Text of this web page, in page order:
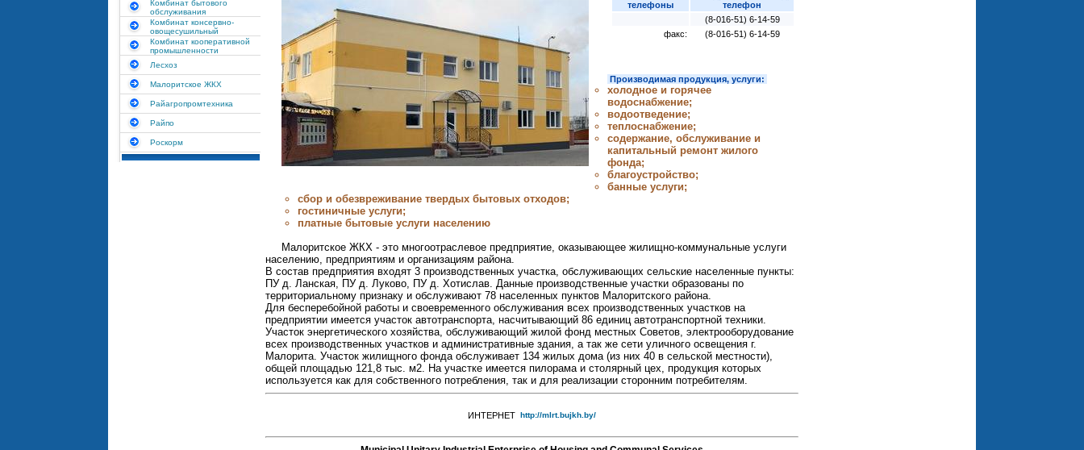
Комбинат бытового
обслуживания
Комбинат консервно-
овощесушильный
Комбинат кооперативной
промышленности
Лесхоз
Малоритское ЖКХ
Райагропромтехника
Райпо
Роскорм
телефоны
телефон
(8-016-51) 6-14-59
факс:
(8-016-51) 6-14-59
Производимая продукция, услуги:
холодное и горячее
водоснабжение;
водоотведение;
теплоснабжение;
содержание, обслуживание и
капитальный ремонт жилого
фонда;
благоустройство;
банные услуги;
сбор и обезвреживание твердых бытовых отходов;
гостиничные услуги;
платные бытовые услуги населению
Малоритское ЖКХ - это многоотраслевое предприятие, оказывающее жилищно-коммунальные услуги
населению, предприятиям и организациям района.
В состав предприятия входят 3 производственных участка, обслуживающих сельские населенные пункты:
ПУ д. Ланская, ПУ д. Луково, ПУ д. Хотислав. Данные производственные участки образованы по
территориальному признаку и обслуживают 78 населенных пунктов Малоритского района.
Для бесперебойной работы и своевременного обслуживания всех производственных участков на
предприятии имеется участок автотранспорта, насчитывающий 86 единиц автотранспортной техники.
Участок энергетического хозяйства, обслуживающий жилой фонд местных Советов, электрооборудование
всех производственных участков и административные здания, а так же сети уличного освещения г.
Малорита. Участок жилищного фонда обслуживает 134 жилых дома (из них 40 в сельской местности),
общей площадью 121,8 тыс. м2. На участке имеется пилорама и столярный цех, продукция которых
используется как для собственного потребления, так и для реализации сторонним потребителям.
ИНТЕРНЕТ http://mlrt.bujkh.by/